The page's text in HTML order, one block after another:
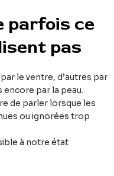
parfois ce
pas
le ventre, d’autres par
encore par la peau.
de parler lorsque les
ou ignorées trop
à notre état